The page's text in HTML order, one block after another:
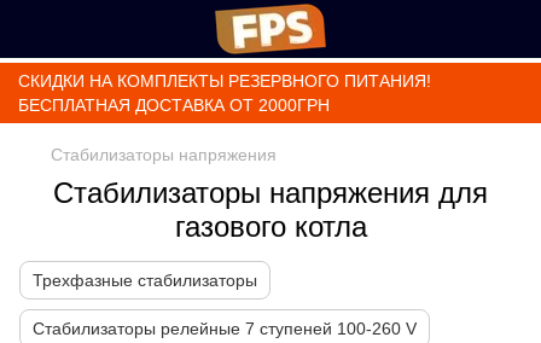
СКИДКИ НА КОМПЛЕКТЫ РЕЗЕРВНОГО ПИТАНИЯ!
БЕСПЛАТНАЯ ДОСТАВКА ОТ 2000ГРН
Стабилизаторы напряжения
Стабилизаторы напряжения для
газового котла
Трехфазные стабилизаторы
Стабилизаторы релейные 7 ступеней 100-260 V